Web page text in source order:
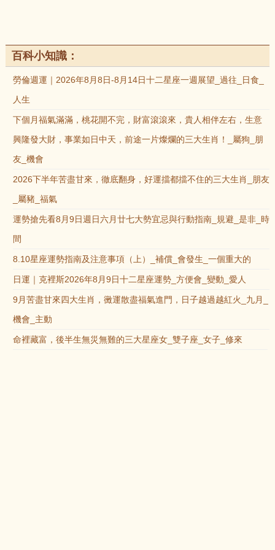
百科小知識：
勞倫週運｜2026年8月8日-8月14日十二星座一週展望_過往_日食_
人生
下個月福氣滿滿，桃花開不完，財富滾滾來，貴人相伴左右，生意
興隆發大財，事業如日中天，前途一片燦爛的三大生肖！_屬狗_朋
友_機會
2026下半年苦盡甘來，徹底翻身，好運擋都擋不住的三大生肖_朋友
_屬豬_福氣
運勢搶先看8月9日週日六月廿七大勢宜忌與行動指南_規避_是非_時
間
8.10星座運勢指南及注意事項（上）_補償_會發生_一個重大的
日運｜克裡斯2026年8月9日十二星座運勢_方便會_變動_愛人
9月苦盡甘來四大生肖，黴運散盡福氣進門，日子越過越紅火_九月_
機會_主動
命裡藏富，後半生無災無難的三大星座女_雙子座_女子_修來